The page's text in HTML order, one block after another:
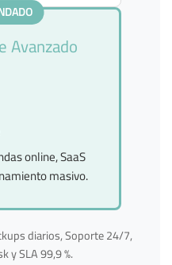
Avanzado
online, SaaS
masivo.
diarios, Soporte 24/7,
y SLA 99,9 %.